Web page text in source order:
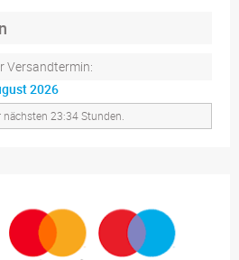
Versandtermin:
2026
23:34 Stunden.